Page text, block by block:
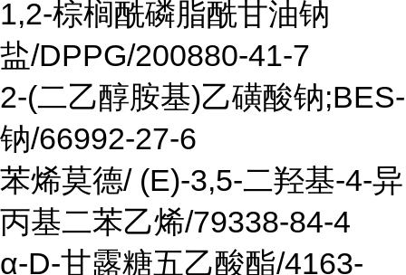
1,2-棕榈酰磷脂酰甘油钠
盐/DPPG/200880-41-7
2-(二乙醇胺基)乙磺酸钠;BES-
钠/66992-27-6
苯烯莫德/ (E)-3,5-二羟基-4-异
丙基二苯乙烯/79338-84-4
α-D-甘露糖五乙酸酯/4163-